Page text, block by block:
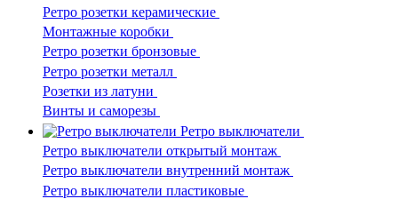
Ретро розетки керамические
Монтажные коробки
Ретро розетки бронзовые
Ретро розетки металл
Розетки из латуни
Винты и саморезы
Ретро выключатели
Ретро выключатели открытый монтаж
Ретро выключатели внутренний монтаж
Ретро выключатели пластиковые